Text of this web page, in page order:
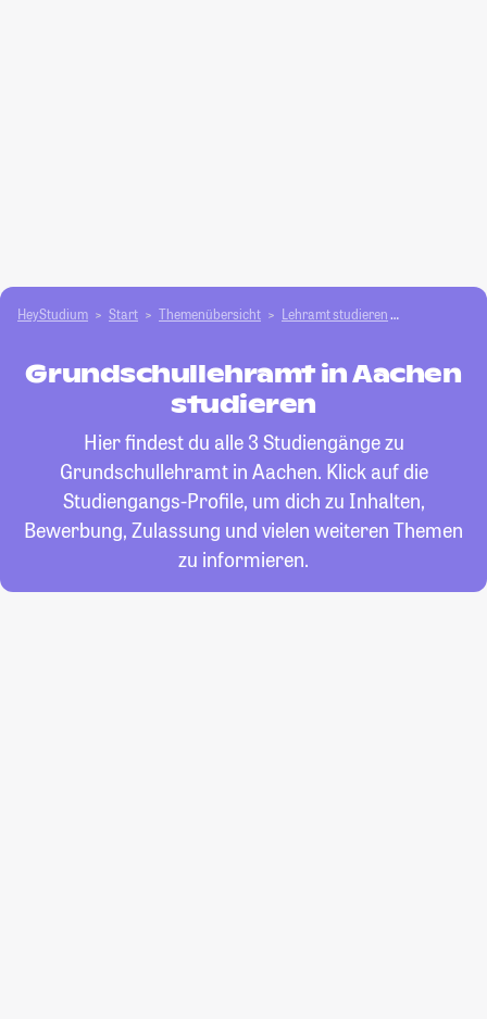
HeyStudium Start Themenübersicht Lehramt studieren
Grundschullehramt in Aachen
studieren
Hier findest du alle 3 Studiengänge zu
Grundschullehramt in Aachen. Klick auf die
Studiengangs-Profile, um dich zu Inhalten,
Bewerbung, Zulassung und vielen weiteren Themen
zu informieren.